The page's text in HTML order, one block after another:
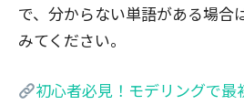
で、分からない単語がある場合
みてください。
初心者必見！モデリングで最